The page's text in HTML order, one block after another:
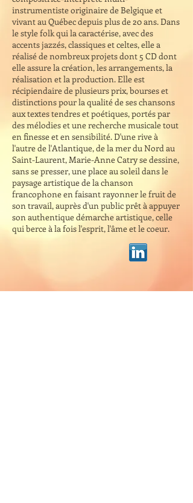
instrumentiste originaire de Belgique et
vivant au Québec depuis plus de 20 ans. Dans
le style folk qui la caractérise, avec des
accents jazzés, classiques et celtes, elle a
réalisé de nombreux projets dont 5 CD dont
elle assure la création, les arrangements, la
réalisation et la production. Elle est
récipiendaire de plusieurs prix, bourses et
distinctions pour la qualité de ses chansons
aux textes tendres et poétiques, portés par
des mélodies et une recherche musicale tout
en finesse et en sensibilité. D'une rive à
l'autre de l'Atlantique, de la mer du Nord au
Saint-Laurent, Marie-Anne Catry se dessine,
sans se presser, une place au soleil dans le
paysage artistique de la chanson
francophone en faisant rayonner le fruit de
son travail, auprès d'un public prêt à appuyer
son authentique démarche artistique, celle
qui berce à la fois l'esprit, l'âme et le coeur.